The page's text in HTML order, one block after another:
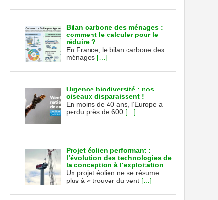
Bilan carbone des ménages :
comment le calculer pour le
réduire ?
En France, le bilan carbone des
ménages […]
Urgence biodiversité : nos
oiseaux disparaissent !
En moins de 40 ans, l’Europe a
perdu près de 600 […]
Projet éolien performant :
l’évolution des technologies de
la conception à l’exploitation
Un projet éolien ne se résume
plus à « trouver du vent […]